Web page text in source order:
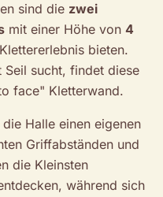
sind die zwei
mit einer Höhe von 4
bieten.
sucht, findet diese
face" Kletterwand.
Halle einen eigenen
Griffabständen und
die Kleinsten
während sich